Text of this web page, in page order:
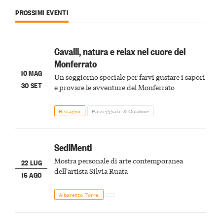
PROSSIMI EVENTI
10 MAG
30 SET
Cavalli, natura e relax nel cuore del
Monferrato
Un soggiorno speciale per farvi gustare i sapori
e provare le avventure del Monferrato
Bistagno Passeggiate & Outdoor
22 LUG
16 AGO
SediMenti
Mostra personale di arte contemporanea
dell'artista Silvia Ruata
Albaretto Torre